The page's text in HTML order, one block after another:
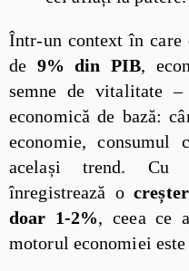
Într-un context în care
de 9% din PIB,
semne de vitalitate –
economică de bază:
economie, consumul
același trend. Cu
înregistrează o
doar 1-2%, ceea ce
motorul economiei